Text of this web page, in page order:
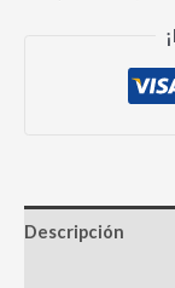
Descripción